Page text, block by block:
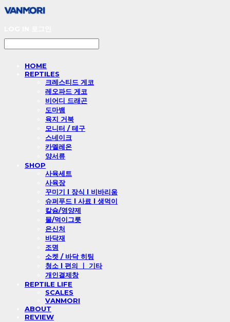
HOME
REPTILES
크레스티드 게코
레오파드 게코
비어디 드래곤
도마뱀
육지 거북
모니터 / 테구
스네이크
카멜레온
양서류
SHOP
사육세트
사육장
꾸미기 l 장식 l 비바리움
슈퍼푸드 l 사료 l 생먹이
칼슘/영양제
물/먹이그릇
은신처
바닥재
조명
소켓 / 바닥 히팅
청소 l 편의 ㅣ 기타
개인결제창
REPTILE LIFE
SCALES
VANMORI
ABOUT
REVIEW